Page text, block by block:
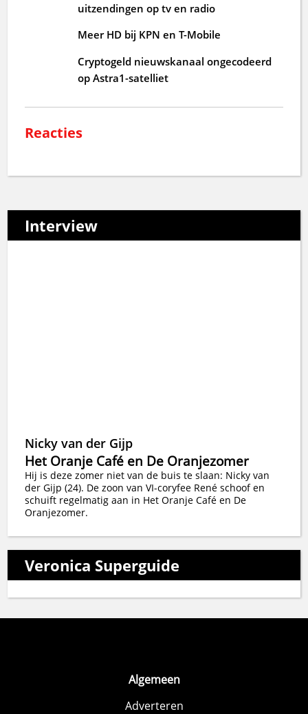
uitzendingen op tv en radio
Meer HD bij KPN en T-Mobile
Cryptogeld nieuwskanaal ongecodeerd
op Astra1-satelliet
Reacties
Interview
Nicky van der Gijp
Het Oranje Café en De Oranjezomer
Hij is deze zomer niet van de buis te slaan: Nicky van
der Gijp (24). De zoon van VI-coryfee René schoof en
schuift regelmatig aan in Het Oranje Café en De
Oranjezomer.
Veronica Superguide
Algemeen
Adverteren